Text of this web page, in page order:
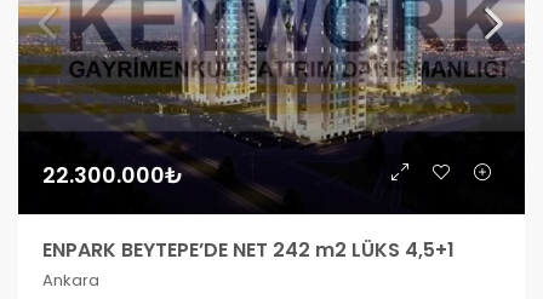
22.300.000₺
ENPARK BEYTEPE’DE NET 242 m2 LÜKS 4,5+1
Ankara